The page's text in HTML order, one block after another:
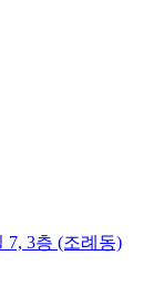
7, 3층 (조례동)